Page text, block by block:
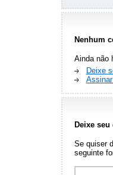
Nenhum
Ainda não
Deixe
Deixe
Se quiser
seguinte